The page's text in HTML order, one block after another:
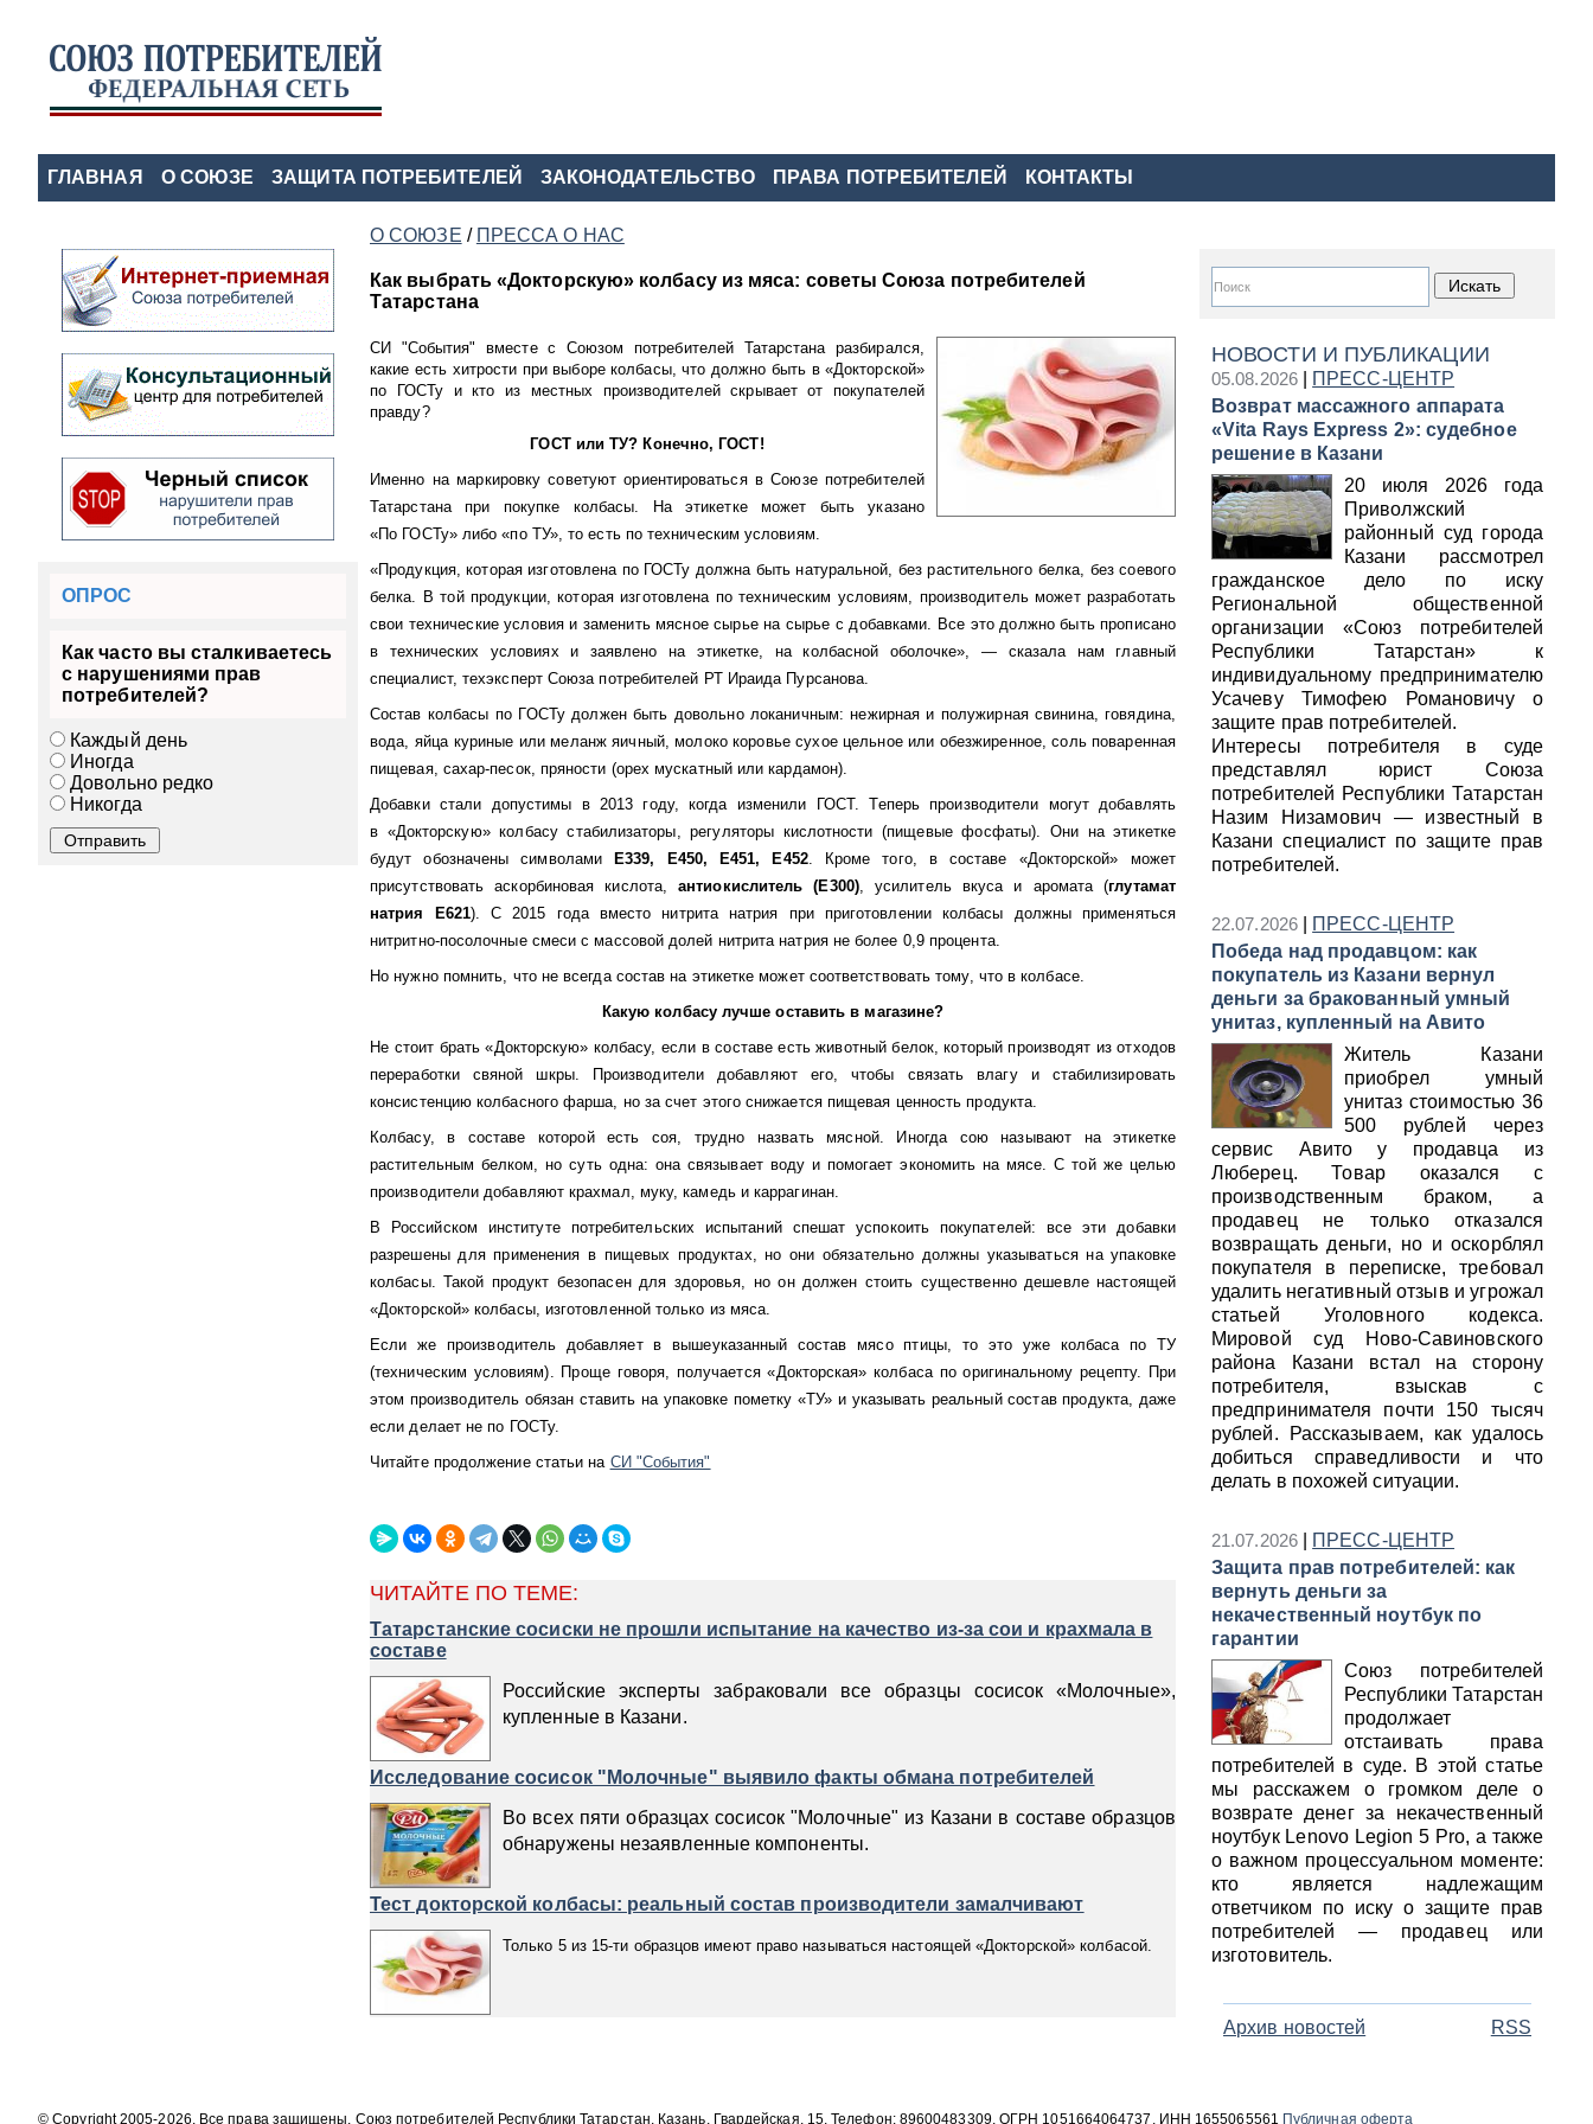
ГЛАВНАЯ О СОЮЗЕ ЗАЩИТА ПОТРЕБИТЕЛЕЙ ЗАКОНОДАТЕЛЬСТВО ПРАВА ПОТРЕБИТЕЛЕЙ КОНТАКТЫ
ОПРОС
Как часто вы сталкиваетесь
с нарушениями прав
потребителей?
Каждый день
Иногда
Довольно редко
Никогда
НОВОСТИ И ПУБЛИКАЦИИ
05.08.2026|
ПРЕСС-ЦЕНТР
Возврат массажного аппарата
«Vita Rays Express 2»: судебное
решение в Казани
20 июля 2026 года
Приволжский
районный суд города
Казани рассмотрел
гражданское дело по иску
Региональной общественной
организации «Союз потребителей
Республики Татарстан» к
индивидуальному предпринимателю
Усачеву Тимофею Романовичу о
защите прав потребителей.
Интересы потребителя в суде
представлял юрист Союза
потребителей Республики Татарстан
Назим Низамович — известный в
Казани специалист по защите прав
потребителей.
22.07.2026|
ПРЕСС-ЦЕНТР
Победа над продавцом: как
покупатель из Казани вернул
деньги за бракованный умный
унитаз, купленный на Авито
Житель Казани
приобрел умный
унитаз стоимостью 36
500 рублей через
сервис Авито у продавца из
Люберец. Товар оказался с
производственным браком, а
продавец не только отказался
возвращать деньги, но и оскорблял
покупателя в переписке, требовал
удалить негативный отзыв и угрожал
статьей Уголовного кодекса.
Мировой суд Ново-Савиновского
района Казани встал на сторону
потребителя, взыскав с
предпринимателя почти 150 тысяч
рублей. Рассказываем, как удалось
добиться справедливости и что
делать в похожей ситуации.
21.07.2026|
ПРЕСС-ЦЕНТР
Защита прав потребителей: как
вернуть деньги за
некачественный ноутбук по
гарантии
Союз потребителей
Республики Татарстан
продолжает
отстаивать права
потребителей в суде. В этой статье
мы расскажем о громком деле о
возврате денег за некачественный
ноутбук Lenovo Legion 5 Pro, а также
о важном процессуальном моменте:
кто является надлежащим
ответчиком по иску о защите прав
потребителей — продавец или
изготовитель.
Архив новостей RSS
О СОЮЗЕ / ПРЕССА О НАС
Как выбрать «Докторскую» колбасу из мяса: советы Союза потребителей
Татарстана
СИ "События" вместе с Союзом потребителей Татарстана разбирался,
какие есть хитрости при выборе колбасы, что должно быть в «Докторской»
по ГОСТу и кто из местных производителей скрывает от покупателей
правду?
ГОСТ или ТУ? Конечно, ГОСТ!
Именно на маркировку советуют ориентироваться в Союзе потребителей
Татарстана при покупке колбасы. На этикетке может быть указано
«По ГОСТу» либо «по ТУ», то есть по техническим условиям.
«Продукция, которая изготовлена по ГОСТу должна быть натуральной, без растительного белка, без соевого
белка. В той продукции, которая изготовлена по техническим условиям, производитель может разработать
свои технические условия и заменить мясное сырье на сырье с добавками. Все это должно быть прописано
в технических условиях и заявлено на этикетке, на колбасной оболочке», — сказала нам главный
специалист, техэксперт Союза потребителей РТ Ираида Пурсанова.
Состав колбасы по ГОСТу должен быть довольно локаничным: нежирная и полужирная свинина, говядина,
вода, яйца куриные или меланж яичный, молоко коровье сухое цельное или обезжиренное, соль поваренная
пищевая, сахар-песок, пряности (орех мускатный или кардамон).
Добавки стали допустимы в 2013 году, когда изменили ГОСТ. Теперь производители могут добавлять
в «Докторскую» колбасу стабилизаторы, регуляторы кислотности (пищевые фосфаты). Они на этикетке
будут обозначены символами
Е339, Е450, Е451, Е452. Кроме того, в составе «Докторской» может
присутствовать аскорбиновая кислота,антиокислитель (Е300), усилитель вкуса и аромата (глутамат
натрия Е621). С 2015 года вместо нитрита натрия при приготовлении колбасы должны применяться
нитритно-посолочные смеси с массовой долей нитрита натрия не более 0,9 процента.
Но нужно помнить, что не всегда состав на этикетке может соответствовать тому, что в колбасе.
Какую колбасу лучше оставить в магазине?
Не стоит брать «Докторскую» колбасу, если в составе есть животный белок, который производят из отходов
переработки свяной шкры. Производители добавляют его, чтобы связать влагу и стабилизировать
консистенцию колбасного фарша, но за счет этого снижается пищевая ценность продукта.
Колбасу, в составе которой есть соя, трудно назвать мясной. Иногда сою называют на этикетке
растительным белком, но суть одна: она связывает воду и помогает экономить на мясе. С той же целью
производители добавляют крахмал, муку, камедь и каррагинан.
В Российском институте потребительских испытаний спешат успокоить покупателей: все эти добавки
разрешены для применения в пищевых продуктах, но они обязательно должны указываться на упаковке
колбасы. Такой продукт безопасен для здоровья, но он должен стоить существенно дешевле настоящей
«Докторской» колбасы, изготовленной только из мяса.
Если же производитель добавляет в вышеуказанный состав мясо птицы, то это уже колбаса по ТУ
(техническим условиям). Проще говоря, получается «Докторская» колбаса по оригинальному рецепту. При
этом производитель обязан ставить на упаковке пометку «ТУ» и указывать реальный состав продукта, даже
если делает не по ГОСТу.
Читайте продолжение статьи на СИ "События"
ЧИТАЙТЕ ПО ТЕМЕ:
Татарстанские сосиски не прошли испытание на качество из-за сои и крахмала в
составе
Российские эксперты забраковали все образцы сосисок «Молочные»,
купленные в Казани.
Исследование сосисок "Молочные" выявило факты обмана потребителей
Во всех пяти образцах сосисок "Молочные" из Казани в составе образцов
обнаружены незаявленные компоненты.
Тест докторской колбасы: реальный состав производители замалчивают
Только 5 из 15-ти образцов имеют право называться настоящей «Докторской» колбасой.
© Copyright 2005-2026. Все права защищены. Союз потребителей Республики Татарстан, Казань, Гвардейская, 15, Телефон: 89600483309, ОГРН 1051664064737, ИНН 1655065561 Публичная оферта